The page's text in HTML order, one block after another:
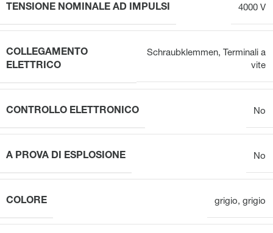
TENSIONE NOMINALE AD IMPULSI 4000 V
COLLEGAMENTO
ELETTRICO
Schraubklemmen, Terminali a
vite
CONTROLLO ELETTRONICO No
A PROVA DI ESPLOSIONE No
COLORE grigio, grigio